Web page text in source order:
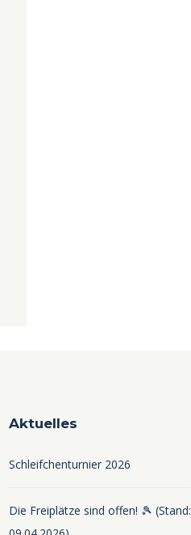
Aktuelles
Schleifchenturnier 2026
Die Freiplätze sind offen! 🎾 (Stand: